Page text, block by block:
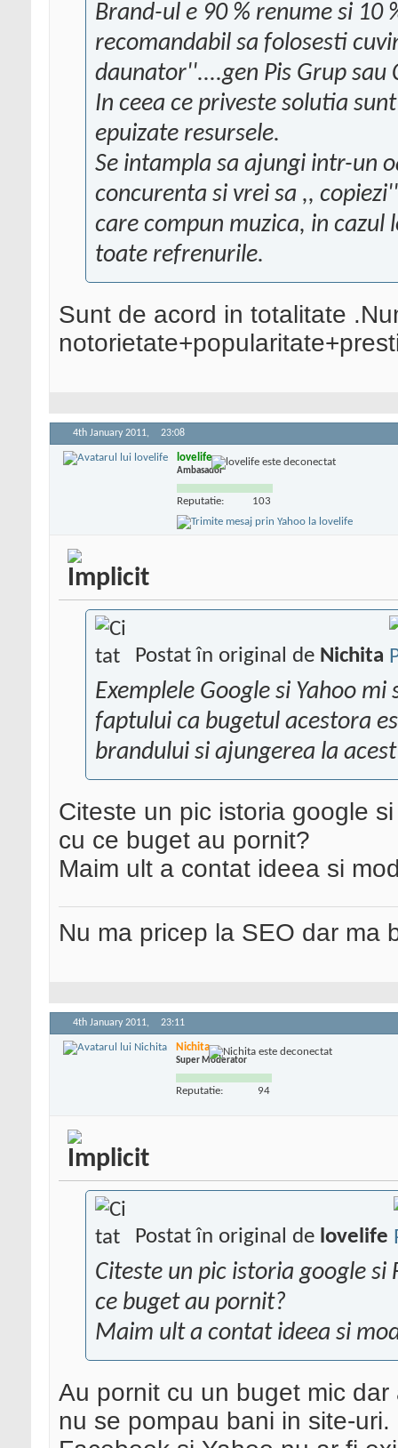
Brand-ul e 90 % renume si 10
recomandabil sa folosesti
daunator''....gen Pis Grup sau
In ceea ce priveste solutia
epuizate resursele.
Se intampla sa ajungi intr-un
concurenta si vrei sa ,,
care compun muzica, in
toate refrenurile.
Sunt de acord in totalitate
4th January 2011, 23:08
lovelife
Ambasador
Reputatie: 103
Postat în original de Nichita
Exemplele Google si Yahoo
faptului ca bugetul acestora
brandului si ajungerea la
Citeste un pic istoria google
cu ce buget au pornit?
Maim ult a contat ideea si
Nu ma pricep la SEO dar ma
4th January 2011, 23:11
Nichita
Super Moderator
Reputatie: 94
Postat în original de lovelife
Citeste un pic istoria google si
ce buget au pornit?
Maim ult a contat ideea si
Au pornit cu un buget mic
nu se pompau bani in site-